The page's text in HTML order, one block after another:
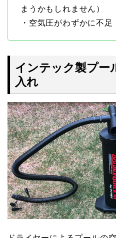
まうかもしれません）
・空気圧がわずかに不足
インテック製プー
入れ